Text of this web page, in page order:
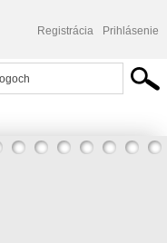
Registrácia Prihlásenie